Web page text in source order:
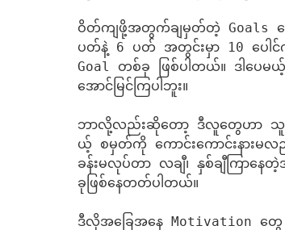
ဝိတ်ကျဖို့အတွက်ချမှတ်တဲ့ Goals တွ
ပတ်နဲ့ 6 ပတ် အတွင်းမှာ 10 ပေါ
Goal တစ်ခု ဖြစ်ပါတယ်။ ဒါပ
အောင်မြင်ကြပါဘူး။
ဘာလို့လည်းဆိုတော့ ဒီလူတွေဟာ သူတို့
ယ့် စမှတ်ကို ကောင်းကောင်းနာ
ခန်းမလုပ်တာ လချီ၊ နှစ်ချီကြာ
ခုဖြစ်နေတတ်ပါတယ်။
ဒီလိုအခြေအနေ Motivation တွ